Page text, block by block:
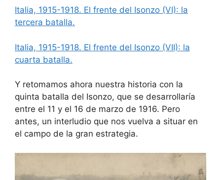
Italia, 1915-1918. El frente del Isonzo (VI): la
tercera batalla.
Italia, 1915-1918. El frente del Isonzo (VII): la
cuarta batalla.
Y retomamos ahora nuestra historia con la
quinta batalla del Isonzo, que se desarrollaría
entre el 11 y el 16 de marzo de 1916. Pero
antes, un interludio que nos vuelva a situar en
el campo de la gran estrategia.